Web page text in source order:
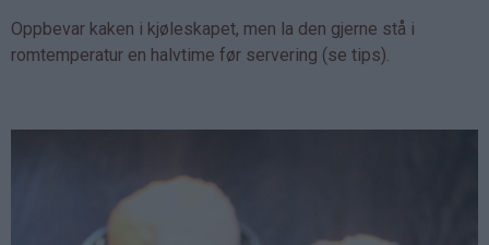
Oppbevar kaken i kjøleskapet, men la den gjerne stå i
romtemperatur en halvtime før servering (se tips).